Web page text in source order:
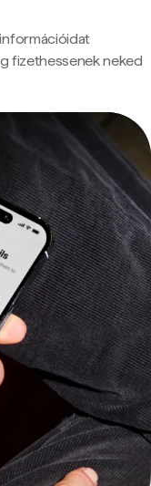
fizethessenek neked